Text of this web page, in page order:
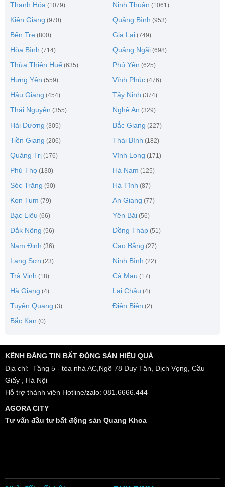
Thanh Hóa (1079) Ninh Thuận (1061)
Kiên Giang (970) Quảng Bình (953)
Bến Tre (800) Gia Lai (749)
Hòa Bình (714) Quảng Ngãi (698)
Thừa Thiên Huế (635) Phú Yên (625)
Hưng Yên (559) Vĩnh Phúc (476)
Hậu Giang (454) Tây Ninh (374)
Thái Nguyên (355) Nghệ An (329)
Hải Dương (305) Bắc Giang (227)
Tiền Giang (206) Thái Bình (182)
Quảng Trị (176) Vĩnh Long (171)
Phú Thọ (130) Hà Nam (125)
Sóc Trăng (90) Hà Tĩnh (87)
Kon Tum (79) An Giang (77)
Bạc Liêu (66) Yên Bái (56)
Đắk Nông (56) Đồng Tháp (51)
Nam Định (36) Cao Bằng (27)
Lạng Sơn (23) Ninh Bình (22)
Trà Vinh (18) Cà Mau (17)
Hà Giang (4) Lai Châu (4)
Tuyên Quang (3) Điện Biên (2)
Bắc Kạn (0)
KÊNH ĐĂNG TIN BẤT ĐỘNG SẢN HIỆU QUẢ
Địa chỉ: Tầng 5 - tòa nhà AC,Ngõ 78 Duy Tân, Dịch Vọng, Cầu
Giấy , Hà Nội
Hỗ trợ thành viên Hotline/zalo: 081.6666.444
AGORA CITY
Tư vấn đầu tư bất động sản Quang Khoa